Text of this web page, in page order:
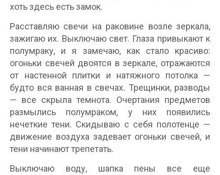
хоть здесь есть замок.
Расставляю свечи на раковине возле зеркала,
зажигаю их. Выключаю свет. Глаза привыкают к
полумраку, и я замечаю, как стало красиво:
огоньки свечей двоятся в зеркале, отражаются
от настенной плитки и натяжного потолка —
будто вся ванная в свечах. Трещинки, разводы
— все скрыла темнота. Очертания предметов
размылись полумраком, у них появились
нечеткие тени. Скидываю с себя полотенце —
движение воздуха задевает огоньки свечей, и
тени начинают трепетать.
Выключаю воду, шапка пены все еще